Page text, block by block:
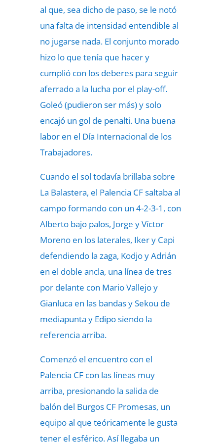
al que, sea dicho de paso, se le notó
una falta de intensidad entendible al
no jugarse nada. El conjunto morado
hizo lo que tenía que hacer y
cumplió con los deberes para seguir
aferrado a la lucha por el play-off.
Goleó (pudieron ser más) y solo
encajó un gol de penalti. Una buena
labor en el Día Internacional de los
Trabajadores.
Cuando el sol todavía brillaba sobre
La Balastera, el Palencia CF saltaba al
campo formando con un 4-2-3-1, con
Alberto bajo palos, Jorge y Víctor
Moreno en los laterales, Iker y Capi
defendiendo la zaga, Kodjo y Adrián
en el doble ancla, una línea de tres
por delante con Mario Vallejo y
Gianluca en las bandas y Sekou de
mediapunta y Edipo siendo la
referencia arriba.
Comenzó el encuentro con el
Palencia CF con las líneas muy
arriba, presionando la salida de
balón del Burgos CF Promesas, un
equipo al que teóricamente le gusta
tener el esférico. Así llegaba un